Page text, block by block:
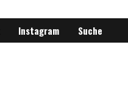
Instagram Suche